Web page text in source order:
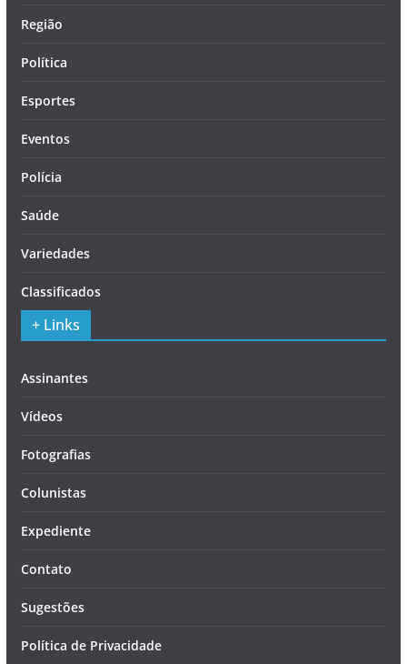
Região
Política
Esportes
Eventos
Polícia
Saúde
Variedades
Classificados
+ Links
Assinantes
Vídeos
Fotografias
Colunistas
Expediente
Contato
Sugestões
Política de Privacidade